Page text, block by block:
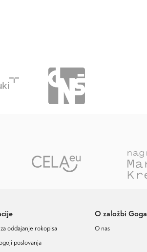
oddajanje rokopisa
poslovanja
O založbi Goga
O nas